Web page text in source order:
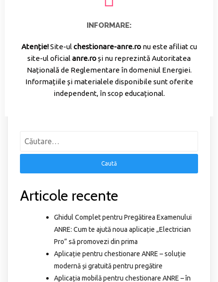
INFORMARE:
Atenție!Site-ul chestionare-anre.ronu este afiliat cu
site-ul oficial anre.roși nu reprezintă Autoritatea
Națională de Reglementare în domeniul Energiei.
Informațiile și materialele disponibile sunt oferite
independent, în scop educațional.
Articole recente
Ghidul Complet pentru Pregătirea Examenului
ANRE: Cum te ajută noua aplicație „Electrician
Pro” să promovezi din prima
Aplicație pentru chestionare ANRE – soluție
modernă și gratuită pentru pregătire
Aplicația mobilă pentru chestionare ANRE – în